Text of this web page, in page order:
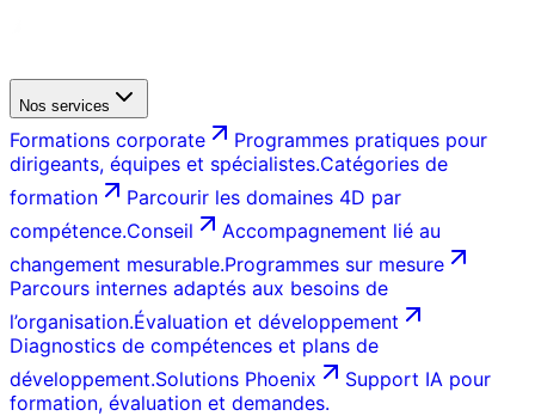
Nos services
Formations corporate
Programmes pratiques pour
dirigeants, équipes et spécialistes.Catégories de
formation
Parcourir les domaines 4D par
compétence.Conseil
Accompagnement lié au
changement mesurable.Programmes sur mesure
Parcours internes adaptés aux besoins de
l’organisation.Évaluation et développement
Diagnostics de compétences et plans de
développement.Solutions Phoenix
Support IA pour
formation, évaluation et demandes.